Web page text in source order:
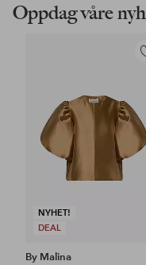
Oppdag våre
NYHET!
DEAL
By Malina